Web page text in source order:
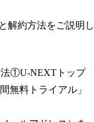
解約方法をご説明し
①U-NEXTトップ
無料トライアル」